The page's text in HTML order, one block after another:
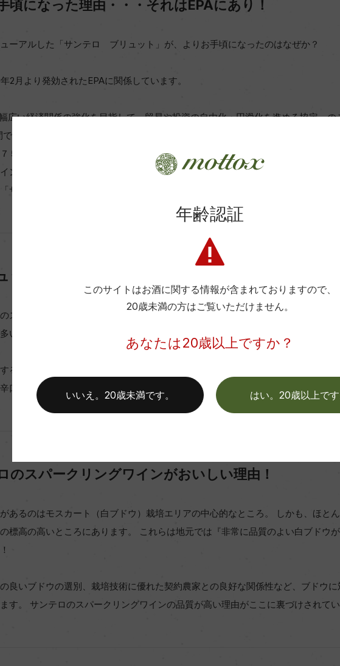
頃になった理由・・・それはEPAにあり！
ーアルした「サンテロ ブリュット」が、よりお手頃になったのはなぜか？
2月より発効されたEPAに関係しています。
広い経済関係の強化を目指して，貿易や投資の自由化・円滑化を進める協定」
で発行されました。これにより欧州産ワインの関税は即時撤廃されることになり
５０ml入り）の関税は１本当たり最大約９４円、スパークリングワイン（７５
ンの関税が掛からなくなります。
サンテロ ブラック ブリュット」は今まで以上にお手頃価格にリニューアルす
ット」とは？
スパークリングワインの総称は「スプマンテ」と言います。 サンテロのライン
いのは（ピノ シャルドネ スプマンテなど）、「スパークリングワイン」の意味
る「ブリュット」とは、「残糖分が12g/L未満の辛口であるスパークリングワイ
口ですっきりとした味わいなので、お食事との相性が抜群なワインなのです。
のスパークリングワインがおいしい理由！
あるのはモスカート（白ブドウ）栽培エリアの中心的なところ。 しかも、ほと
標高の高いところにあります。 これらは地元では『非常に品質のよい白ブドウ
良いブドウの選別、栽培技術に優れた契約農家との良好な関係性など、ブドウ
す。 サンテロのスパークリングワインの品質が高い理由がここに裏づけされてい
年齢認証
このサイトはお酒に関する情報が含まれておりますので、
20歳未満の方はご覧いただけません。
あなたは20歳以上ですか？
はい。20歳以上です
いいえ。20歳未満です。